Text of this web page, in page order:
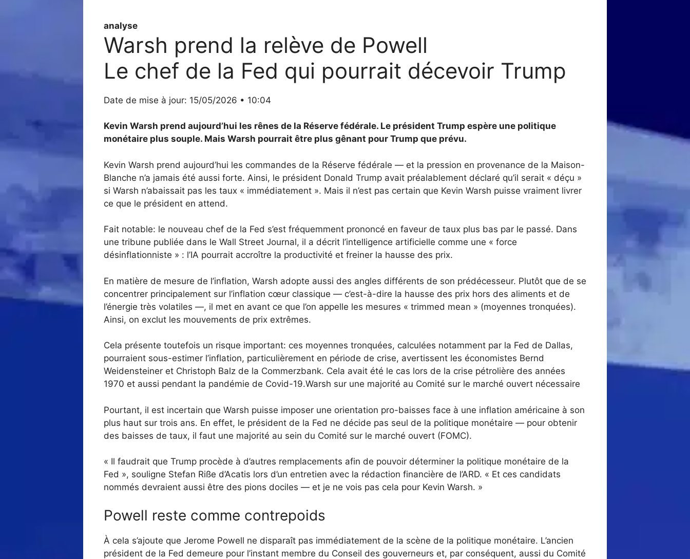
analyse
Warsh prend la relève de Powell
Le chef de la Fed qui pourrait décevoir Trump
Date de mise à jour: 15/05/2026 • 10:04
Kevin Warsh prend aujourd’hui les rênes de la Réserve fédérale. Le président Trump espère une politique
monétaire plus souple. Mais Warsh pourrait être plus gênant pour Trump que prévu.
Kevin Warsh prend aujourd’hui les commandes de la Réserve fédérale — et la pression en provenance de la Maison-
Blanche n’a jamais été aussi forte. Ainsi, le président Donald Trump avait préalablement déclaré qu’il serait « déçu »
si Warsh n’abais­sait pas les taux « immédiatement ». Mais il n’est pas certain que Kevin Warsh puisse vraiment livrer
ce que le président en attend.
Fait notable: le nouveau chef de la Fed s’est fréquemment prononcé en faveur de taux plus bas par le passé. Dans
une tribune publiée dans le Wall Street Journal, il a décrit l’intelligence artificielle comme une « force
désinflationniste » : l’IA pourrait accroître la productivité et freiner la hausse des prix.
En matière de mesure de l’inflation, Warsh adopte aussi des angles différents de son prédécesseur. Plutôt que de se
concentrer principalement sur l’inflation cœur classique — c’est-à-dire la hausse des prix hors des aliments et de
l’énergie très volatiles —, il met en avant ce que l’on appelle les mesures « trimmed mean » (moyennes tronquées).
Ainsi, on exclut les mouvements de prix extrêmes.
Cela présente toutefois un risque important: ces moyennes tronquées, calculées notamment par la Fed de Dallas,
pourraient sous-estimer l’inflation, particulièrement en période de crise, avertissent les économistes Bernd
Weidensteiner et Christoph Balz de la Commerzbank. Cela avait été le cas lors de la crise pétrolière des années
1970 et aussi pendant la pandémie de Covid-19.Warsh sur une majorité au Comité sur le marché ouvert nécessaire
Pourtant, il est incertain que Warsh puisse imposer une orientation pro-baisses face à une inflation américaine à son
plus haut sur trois ans. En effet, le président de la Fed ne décide pas seul de la politique monétaire — pour obtenir
des baisses de taux, il faut une majorité au sein du Comité sur le marché ouvert (FOMC).
« Il faudrait que Trump procède à d’autres remplacements afin de pouvoir déterminer la politique monétaire de la
Fed », souligne Stefan Riße d’Acatis lors d’un entretien avec la rédaction financière de l’ARD. « Et ces candidats
nommés devraient aussi être des pions dociles — et je ne vois pas cela pour Kevin Warsh. »
Powell reste comme contrepoids
À cela s’ajoute que Jerome Powell ne disparaît pas immédiatement de la scène de la politique monétaire. L’ancien
président de la Fed demeure pour l’instant membre du Conseil des gouverneurs et, par conséquent, aussi du Comité